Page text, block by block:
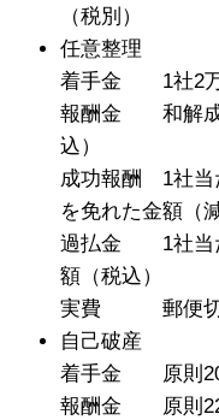
（税別）
任意整理
着手金 1社2万
報酬金 和解成
込）
成功報酬 1社当
を免れた金額（
過払金 1社当た
額（税込）
実費 郵便切手
自己破産
着手金 原則20
報酬金 原則22